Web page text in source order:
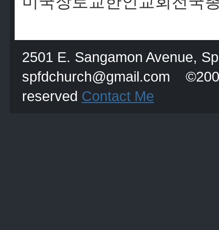
2501 E. Sangamon Avenue,
spfdchurch@gmail.com
reserved Contact Me